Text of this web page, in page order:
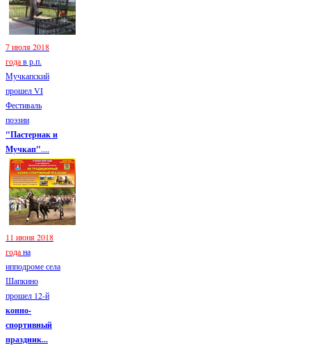
7 июля 2018
годав р.п.
Мучкапский
прошел VI
Фестиваль
поэзии
"Пастернак и
Мучкап"....
11 июня 2018
годана
ипподроме села
Шапкино
прошел 12-й
конно-
спортивный
праздник...